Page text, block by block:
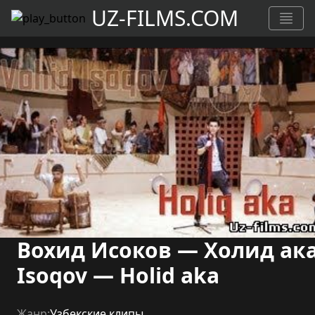
UZ-FILMS.COM
Вохид Исоков — Холид
Isoqov — Holid aka